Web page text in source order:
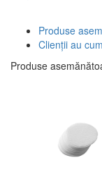
Produse
Clienții au
Produse